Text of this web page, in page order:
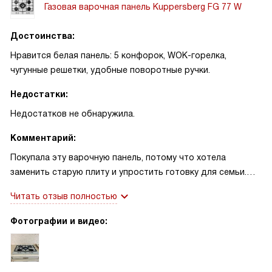
Газовая варочная панель Kuppersberg FG 77 W
Достоинства:
Нравится белая панель: 5 конфорок, WOK-горелка,
чугунные решетки, удобные поворотные ручки.
Недостатки:
Недостатков не обнаружила.
Комментарий:
Покупала эту варочную панель, потому что хотела
заменить старую плиту и упростить готовку для семьи.
всё включается поворотными переключателями,
электроподжиг действительно экономит время утром.
конфорка: суп в большой кастрюле закипает быстрее, чем
раньше. Для жарки по-азиатски использовала WOK-
Читать отзыв полностью
Фотографии и видео: